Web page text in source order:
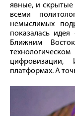
явные, и скрытые
всеми
немыслимых
показалась
Ближним
платформах. А